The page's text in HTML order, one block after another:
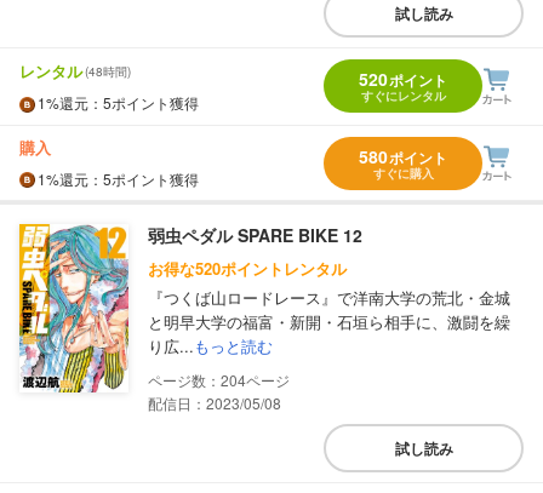
試し読み
レンタル(48時間)
1%還元 ：5ポイント獲得
520ポイント
すぐにレンタル
購入
1%還元 ：5ポイント獲得
580ポイント
すぐに購入
弱虫ペダル SPARE BIKE 12
お得な520ポイントレンタル
『つくば山ロードレース』で洋南大学の荒北・金城
と明早大学の福富・新開・石垣ら相手に、激闘を繰
り広...もっと読む
204
配信日：2023/05/08
試し読み